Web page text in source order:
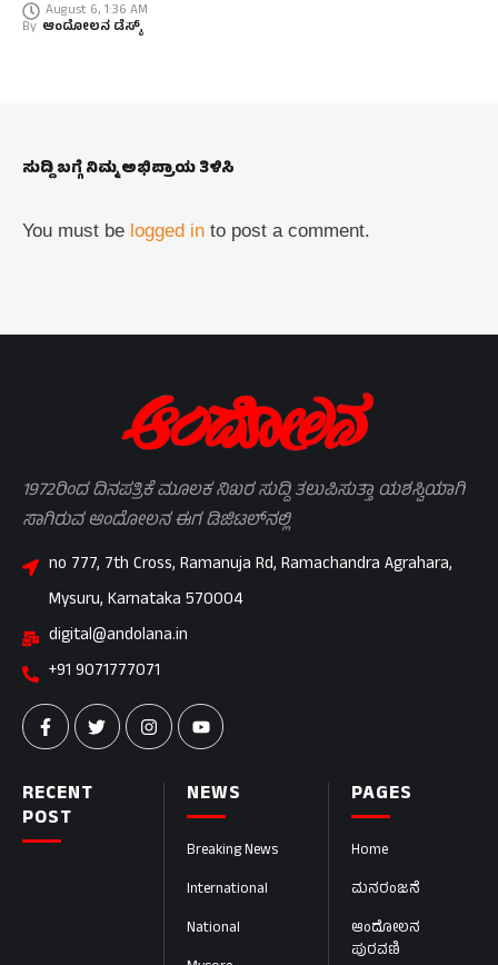
August 6, 1:36 AM
By ಆಂದೋಲನ ಡೆಸ್ಕ್
ಸುದ್ದಿ ಬಗ್ಗೆ ನಿಮ್ಮ ಅಭಿಪ್ರಾಯ ತಿಳಿಸಿ
You must be logged in to post a comment.
PAGES
Home
ಮನರಂಜನೆ
ಆಂದೋಲನ
ಪುರವಣಿ
NEWS
Breaking News
International
National
RECENT
POST
1972ರಿಂದ ದಿನಪತ್ರಿಕೆ ಮೂಲಕ ನಿಖರ ಸುದ್ದಿ ತಲುಪಿಸುತ್ತಾ ಯಶಸ್ವಿಯಾಗಿ
ಸಾಗಿರುವ ಆಂದೋಲನ ಈಗ ಡಿಜಿಟಲ್‌ನಲ್ಲಿ
no 777, 7th Cross, Ramanuja Rd, Ramachandra Agrahara,
Mysuru, Karnataka 570004
digital@andolana.in
+91 9071777071